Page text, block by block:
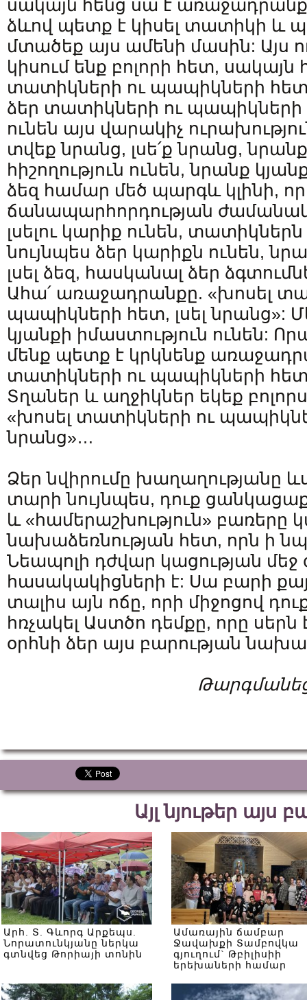
սակայն հենց սա է
ձևով պետք է կիսել տատիկի և
մտածեք այս ամենի մասին: Այս
կիսում ենք բոլորի հետ, սակայն
տատիկների ու պապիկների
ձեր տատիկների ու
ունեն այս վարակիչ
տվեք նրանց, լսե՛ք նրանց,
հիշողություն ունեն, նրանք
ձեզ համար մեծ պարգև կլինի,
ճանապարհորդության
լսելու կարիք ունեն,
նույնպես ձեր կարիքն ունեն,
լսել ձեզ, հասկանալ ձեր
Ահա՛ առաջադրանքը. «խոսել
պապիկների հետ, լսել նրանց»:
կյանքի իմաստություն ունեն:
մենք պետք է կրկնենք
տատիկների ու պապիկների հետ,
Տղաներ և աղջիկներ եկեք
«խոսել տատիկների ու
նրանց»…
Ձեր նվիրումը խաղաղությանը
տարի նույնպես, դուք
և «համերաշխություն» բառերը
նախաձեռնության հետ, որն ի
Նեապոլի դժվար կացության մեջ
հասակակիցների է: Սա բարի քայլ
տալիս այն ոճը, որի միջոցով
հռչակել Աստծո դեմքը, որը
օրհնի ձեր այս բարության
Այլ նյութեր այս
Արհ. Տ. Գևորգ Արքեպս.
Նորատունկյանը ներկա
գտնվեց Թորիայի տոնին
Ամառային ճամբար
Ջավախքի Տամբովկա
գյուղում` Թբիլիսիի
երեխաների համար